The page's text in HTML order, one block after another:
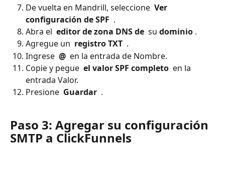
De vuelta en Mandrill, seleccione Ver
configuración de SPF .
Abra el editor de zona DNS de su dominio .
Agregue un registro TXT .
Ingrese @ en la entrada de Nombre.
Copie y pegue el valor SPF completo en la
entrada Valor.
Presione Guardar .
Paso 3: Agregar su configuración
SMTP a ClickFunnels